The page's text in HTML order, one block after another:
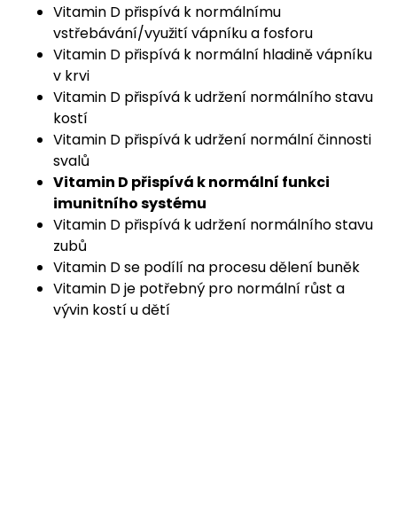
Vitamin D přispívá k normálnímu
vstřebávání/využití vápníku a fosforu
Vitamin D přispívá k normální hladině vápníku
v krvi
Vitamin D přispívá k udržení normálního stavu
kostí
Vitamin D přispívá k udržení normální činnosti
svalů
Vitamin D přispívá k normální funkci
imunitního systému
Vitamin D přispívá k udržení normálního stavu
zubů
Vitamin D se podílí na procesu dělení buněk
Vitamin D je potřebný pro normální růst a
vývin kostí u dětí